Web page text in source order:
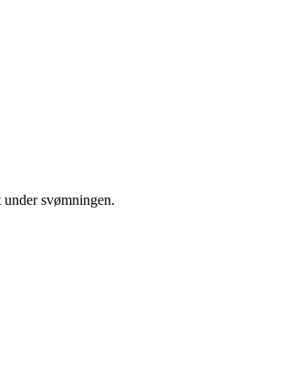
svømningen.